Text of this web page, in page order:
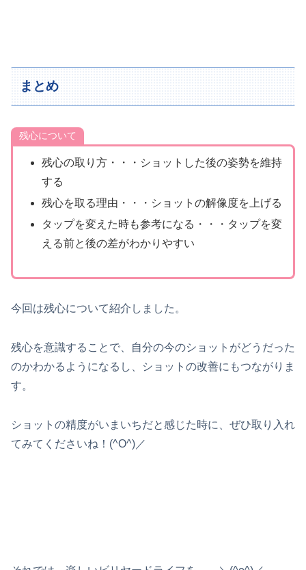
まとめ
残心について
残心の取り方・・・ショットした後の姿勢を維持
する
残心を取る理由・・・ショットの解像度を上げる
タップを変えた時も参考になる・・・タップを変
える前と後の差がわかりやすい
今回は残心について紹介しました。
残心を意識することで、自分の今のショットがどうだった
のかわかるようになるし、ショットの改善にもつながりま
す。
ショットの精度がいまいちだと感じた時に、ぜひ取り入れ
てみてくださいね！(^O^)／